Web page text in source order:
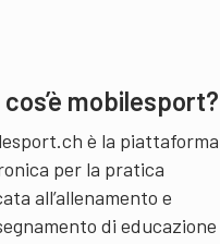
cos’è mobilesport?
è la piattaforma
per la pratica
all’allenamento e
di educazione